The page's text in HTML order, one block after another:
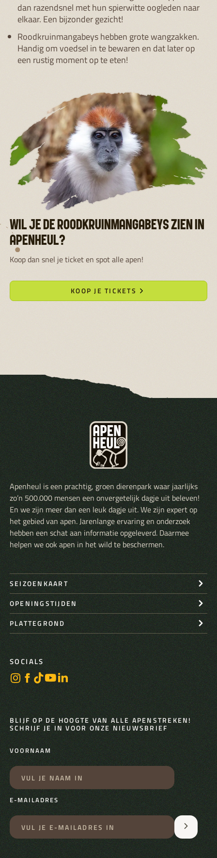
dan razendsnel met hun spierwitte oogleden naar
elkaar. Een bijzonder gezicht!
Roodkruinmangabeys hebben grote wangzakken.
Handig om voedsel in te bewaren en dat later op
een rustig moment op te eten!
WIL JE DE ROODKRUINMANGABEYS ZIEN IN
APENHEUL?
Koop dan snel je ticket en spot alle apen!
KOOP JE TICKETS
Apenheul is een prachtig, groen dierenpark waar jaarlijks
zo’n 500.000 mensen een onvergetelijk dagje uit beleven!
En we zijn meer dan een leuk dagje uit. We zijn expert op
het gebied van apen. Jarenlange ervaring en onderzoek
hebben een schat aan informatie opgeleverd. Daarmee
helpen we ook apen in het wild te beschermen.
SEIZOENKAART
OPENINGSTIJDEN
PLATTEGROND
SOCIALS
BLIJF OP DE HOOGTE VAN ALLE APENSTREKEN!
SCHRIJF JE IN VOOR ONZE NIEUWSBRIEF
VOORNAAM
E-MAILADRES